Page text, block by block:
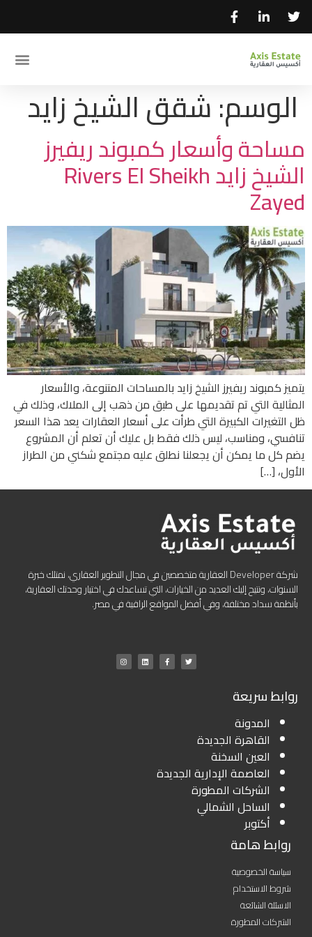
الوسم:شقق الشيخ زايد
مساحة وأسعار كمبوند ريفيرز
الشيخ زايد Rivers El Sheikh
Zayed
يتميز كمبوند ريفيرز الشيخ زايد بالمساحات المتنوعة، والأسعار
المثالية التي تم تقديمها على طبق من ذهب إلى الملاك، وذلك في
ظل التغيرات الكبيرة التي طرأت على أسعار العقارات يعد هذا السعر
تنافسي، ومناسب، ليس ذلك فقط بل عليك أن تعلم أن المشروع
يضم كل ما يمكن أن يجعلنا نطلق عليه مجتمع شكني من الطراز
الأول، […]
شركة Developer العقارية متخصصين في مجال التطوير العقاري، نمتلك خبرة
السنوات، ونتيح إليك العديد من الخيارات، التي تساعدك في اختيار وحدتك العقارية،
بأنظمة سداد مختلفة، وفي أفضل المواقع الراقية في مصر.
روابط سريعة
المدونة
القاهرة الجديدة
العين السخنة
العاصمة الإدارية الجديدة
الشركات المطورة
الساحل الشمالي
أكتوبر
روابط هامة
سياسة الخصوصية
شروط الاستخدام
الاسئلة الشائعة
الشركات المطورة